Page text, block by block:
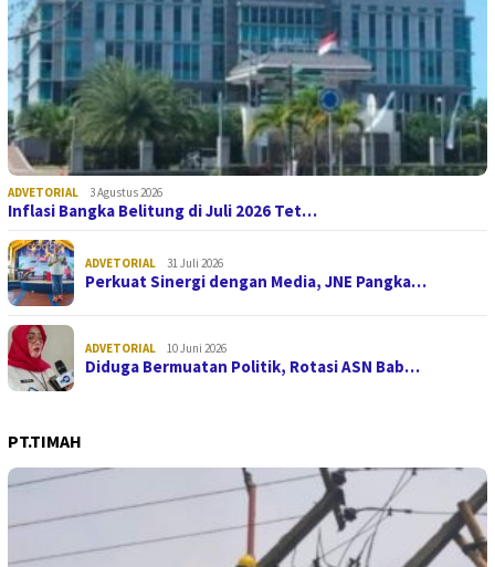
ADVETORIAL 3 Agustus 2026
Inflasi Bangka Belitung di Juli 2026 Tet…
ADVETORIAL 31 Juli 2026
Perkuat Sinergi dengan Media, JNE Pangka…
ADVETORIAL 10 Juni 2026
Diduga Bermuatan Politik, Rotasi ASN Bab…
PT.TIMAH